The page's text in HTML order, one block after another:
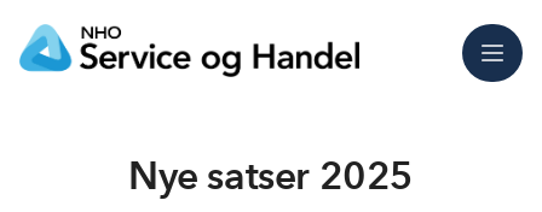
Meny
Nye satser 2025